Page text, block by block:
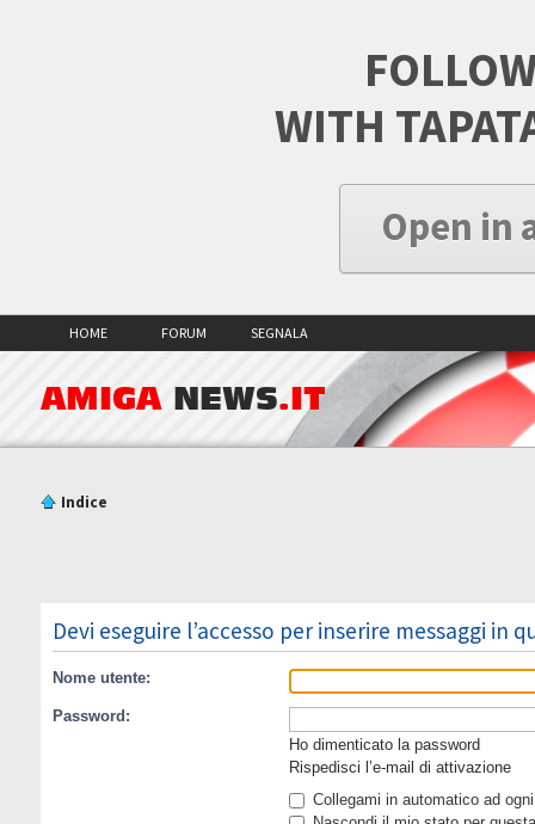
WITH
Open in
HOME FORUM SEGNALA
AMIGA NEWS.IT
Indice
Devi eseguire l’accesso per inserire messaggi in
Nome utente:
Password:
Ho dimenticato la password
Rispedisci l’e-mail di attivazione
Collegami in automatico ad